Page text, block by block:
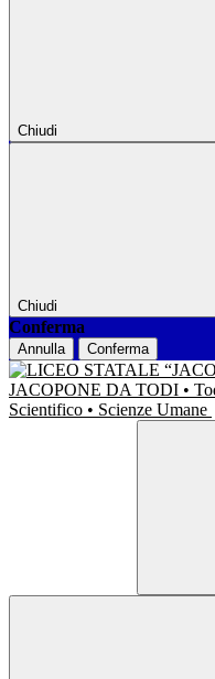
Chiudi
Chiudi
Conferma
Annulla Conferma
JACOPONE DA TODI •
Scientifico • Scienze Umane